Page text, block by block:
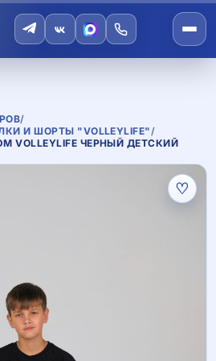
/
И ШОРТЫ "VOLLEYLIFE"/
ЧЕРНЫЙ ДЕТСКИЙ
♡